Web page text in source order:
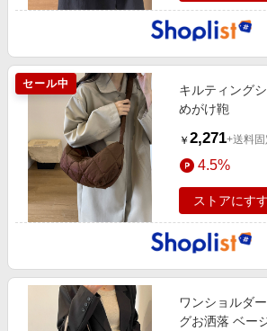
セール中
キルティング
めがけ鞄
￥ 2,271+送料固
4.5%
ストアにす
ワンショルダ
グお洒落 ベー